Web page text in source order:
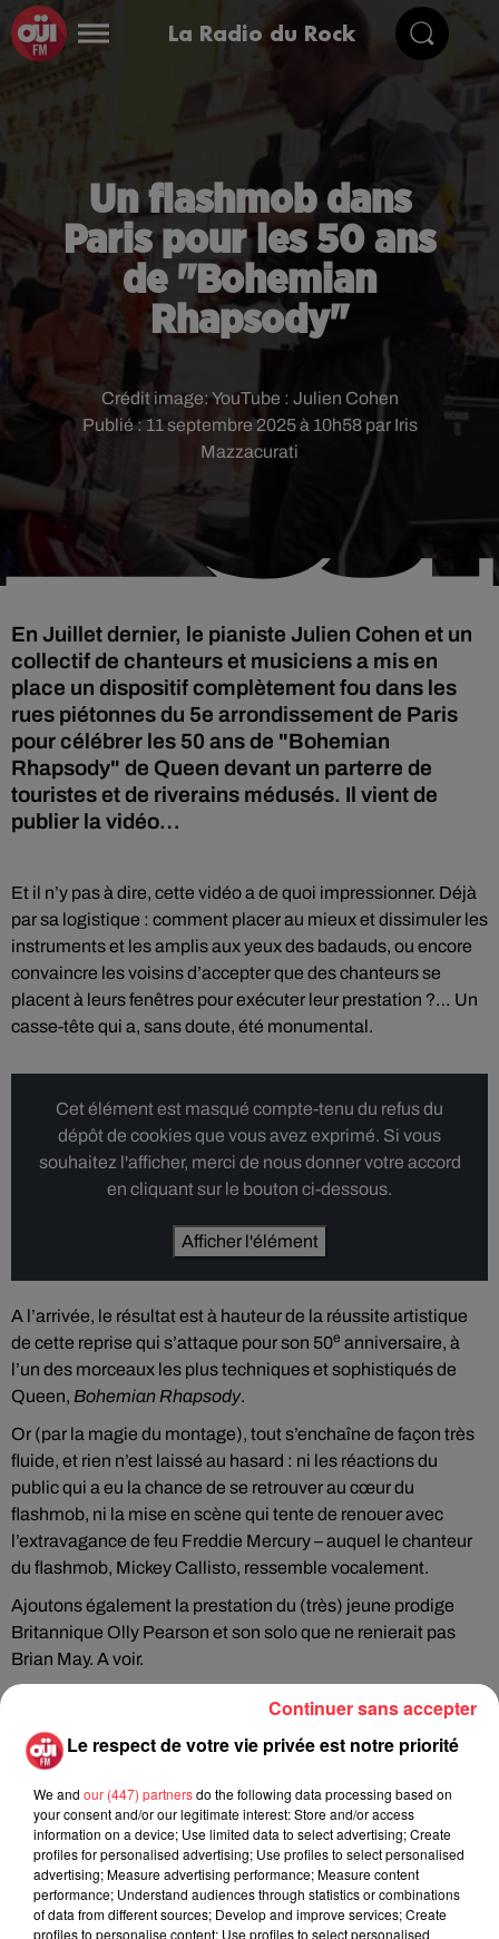
La Radio du Rock
Un flashmob dans
Paris pour les 50 ans
de "Bohemian
Rhapsody"
Publié : 11 septembre 2025 à 10h58 par Iris
Mazzacurati
Crédit image:YouTube : Julien Cohen
En Juillet dernier, le pianiste Julien Cohen et un
collectif de chanteurs et musiciens a mis en
place un dispositif complètement fou dans les
rues piétonnes du 5e arrondissement de Paris
pour célébrer les 50 ans de "Bohemian
Rhapsody" de Queen devant un parterre de
touristes et de riverains médusés. Il vient de
publier la vidéo…
Et il n’y pas à dire, cette vidéo a de quoi impressionner. Déjà
par sa logistique : comment placer au mieux et dissimuler les
instruments et les amplis aux yeux des badauds, ou encore
convaincre les voisins d’accepter que des chanteurs se
placent à leurs fenêtres pour exécuter leur prestation ?… Un
casse-tête qui a, sans doute, été monumental.
Cet élément est masqué compte-tenu du refus du
dépôt de cookies que vous avez exprimé. Si vous
souhaitez l'afficher, merci de nous donner votre accord
en cliquant sur le bouton ci-dessous.
Afficher l'élément
A l’arrivée, le résultat est à hauteur de la réussite artistique
de cette reprise qui s’attaque pour son 50e anniversaire, à
l’un des morceaux les plus techniques et sophistiqués de
Queen, Bohemian Rhapsody.
Or (par la magie du montage), tout s’enchaîne de façon très
fluide, et rien n’est laissé au hasard : ni les réactions du
public qui a eu la chance de se retrouver au cœur du
flashmob, ni la mise en scène qui tente de renouer avec
l’extravagance de feu Freddie Mercury – auquel le chanteur
du flashmob, Mickey Callisto, ressemble vocalement.
Ajoutons également la prestation du (très) jeune prodige
Britannique Olly Pearson et son solo que ne renierait pas
Brian May. A voir.
Rock News
6 août 2026
La version réécrite de « Beautiful Day »
interprétée lors des...
Le respect de votre vie privée est notre priorité
We and our (447) partnersdo the following data processing based on
your consent and/or our legitimate interest: Store and/or access
information on a device; Use limited data to select advertising; Create
profiles for personalised advertising; Use profiles to select personalised
advertising; Measure advertising performance; Measure content
performance; Understand audiences through statistics or combinations
of data from different sources; Develop and improve services; Create
profiles to personalise content; Use profiles to select personalised
Continuer sans accepter